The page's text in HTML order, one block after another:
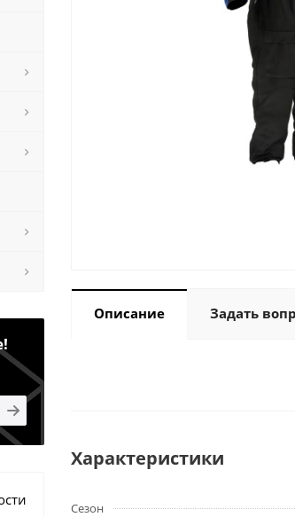
Описание Задать
Характеристики
Сезон